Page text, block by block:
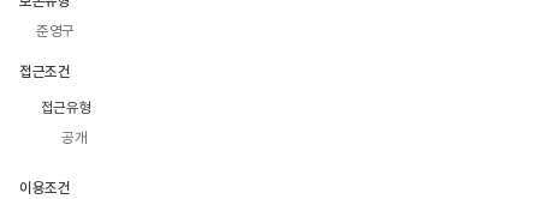
준영구
접근조건
접근유형
공개
이용조건